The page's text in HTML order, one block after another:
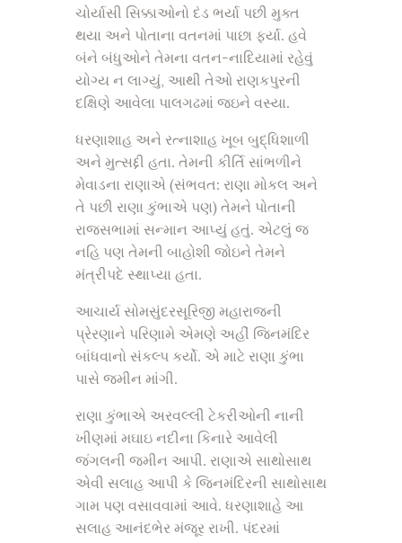
ચોર્યાસી સિક્કાઓનો દંડ ભર્યા પછી મુક્ત
થયા અને પોતાના વતનમાં પાછા ફર્યા. હવે
બંને બંધુઓને તેમના વતન-નાદિયામાં રહેવું
યોગ્ય ન લાગ્યું, આથી તેઓ રાણકપુરની
દક્ષિણે આવેલા પાલગઢમાં જઇને વસ્યા.
ધરણાશાહ અને રત્નાશાહ ખૂબ બુદ્ધિશાળી
અને મુત્સદ્દી હતા. તેમની કીર્તિ સાંભળીને
મેવાડના રાણાએ (સંભવત: રાણા મોકલ અને
તે પછી રાણા કુંભાએ પણ) તેમને પોતાની
રાજસભામાં સન્માન આપ્યું હતું. એટલું જ
નહિ પણ તેમની બાહોશી જોઇને તેમને
મંત્રીપદે સ્થાપ્યા હતા.
આચાર્ય સોમસુંદરસૂરિજી મહારાજની
પ્રેરણાને પરિણામે એમણે અહીં જિનમંદિર
બાંધવાનો સંકલ્પ કર્યો. એ માટે રાણા કુંભા
પાસે જમીન માંગી.
રાણા કુંભાએ અરવલ્લી ટેકરીઓની નાની
ખીણમાં મઘાઇ નદીના કિનારે આવેલી
જંગલની જમીન આપી. રાણાએ સાથોસાથ
એવી સલાહ આપી કે જિનમંદિરની સાથોસાથ
ગામ પણ વસાવવામાં આવે. ધરણાશાહે આ
સલાહ આનંદભેર મંજૂર રાખી. પંદરમાં